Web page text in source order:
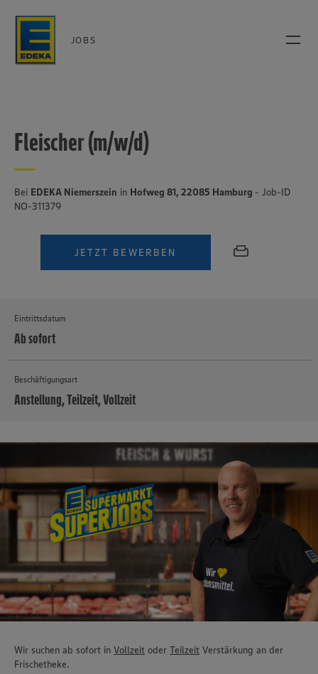
JOBS
Fleischer (m/w/d)
Bei EDEKA Niemerszein in Hofweg 81, 22085 Hamburg - Job-ID
NO-311379
JETZT BEWERBEN
Eintrittsdatum
Ab sofort
Beschäftigungsart
Anstellung, Teilzeit, Vollzeit
Wir suchen ab sofort in Vollzeit oder Teilzeit Verstärkung an der
Frischetheke.